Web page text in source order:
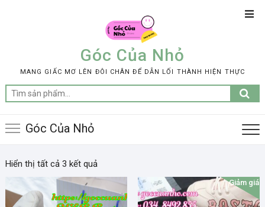
Góc Của Nhỏ
MANG GIẤC MƠ LÊN ĐÔI CHÂN ĐỂ DẪN LỐI THÀNH HIỆN THỰC
Tìm
kiếm:
Góc Của Nhỏ
Hiển thị tất cả 3 kết quả
Giảm giá!